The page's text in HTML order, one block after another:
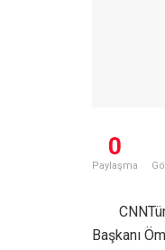
0
Paylaşma
Başkanı